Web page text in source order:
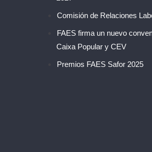
Comisión de Relaciones
FAES firma un nuevo
Caixa Popular y CEV
Premios FAES Safor 2025